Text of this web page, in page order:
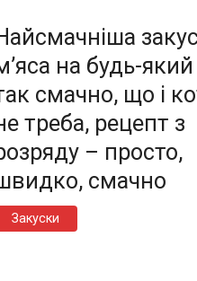
на будь-який
смачно, що і
треба, рецепт з
– просто,
смачно
Закуски